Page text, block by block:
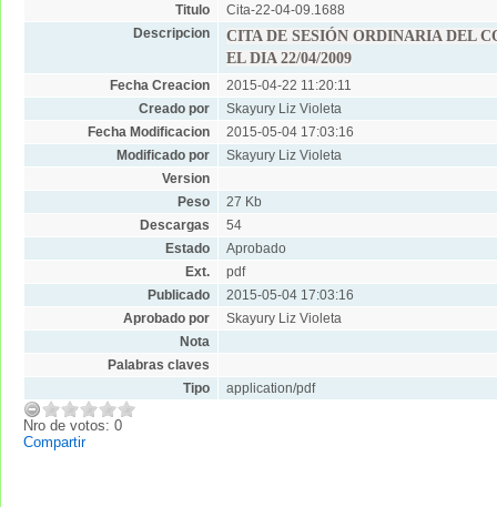
Titulo
Cita-22-04-09.1688
Descripcion
CITA DE SESIÓN ORDINARIA DEL
EL DIA 22/04/2009
Fecha Creacion
2015-04-22 11:20:11
Creado por
Skayury Liz Violeta
Fecha Modificacion
2015-05-04 17:03:16
Modificado por
Skayury Liz Violeta
Version
Peso
27 Kb
Descargas
54
Estado
Aprobado
Ext.
pdf
Publicado
2015-05-04 17:03:16
Aprobado por
Skayury Liz Violeta
Nota
Palabras claves
Tipo
application/pdf
Nro de votos: 0
Compartir